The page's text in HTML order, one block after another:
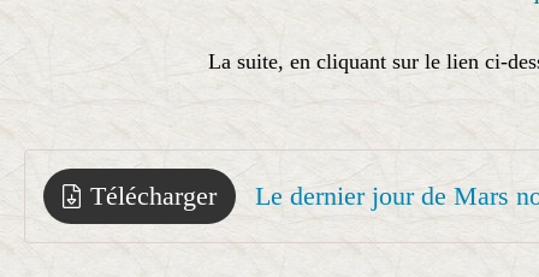
La suite, en cliquant sur le lien ci-
Télécharger Le dernier jour de Mars